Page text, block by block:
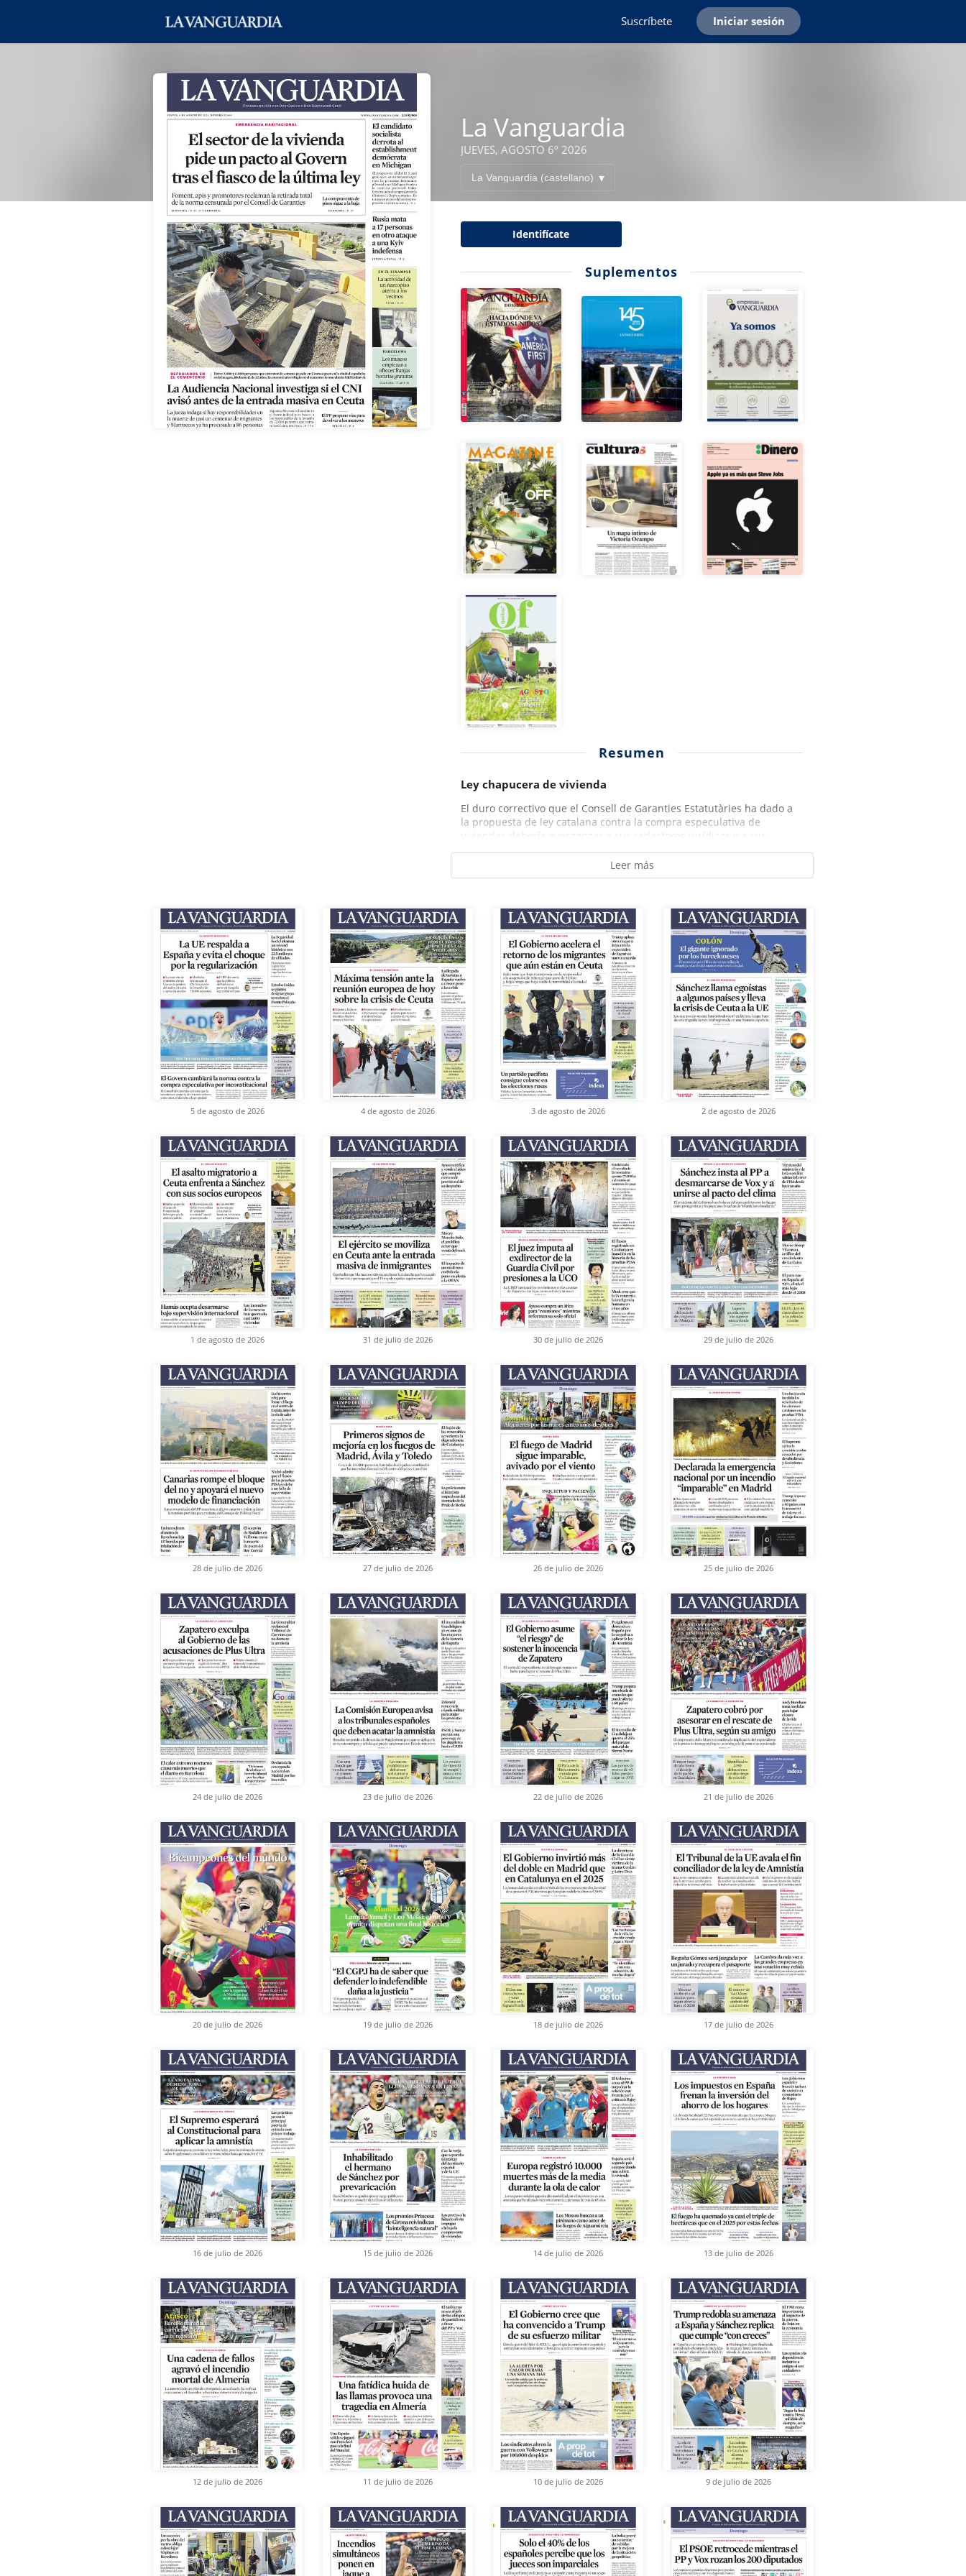
Suscríbete Iniciar sesión
La Vanguardia
JUEVES, AGOSTO 6º 2026
Identifícate
Suplementos
Resumen
Ley chapucera de vivienda
El duro correctivo que el Consell de Garanties Estatutàries ha dado a
la propuesta de ley catalana contra la compra especulativa de
viviendas debería avergonzar a sus redactores jurídicos y a sus...
Leer más
5 de agosto de 2026 4 de agosto de 2026 3 de agosto de 2026 2 de agosto de 2026
1 de agosto de 2026 31 de julio de 2026 30 de julio de 2026 29 de julio de 2026
28 de julio de 2026 27 de julio de 2026 26 de julio de 2026 25 de julio de 2026
24 de julio de 2026 23 de julio de 2026 22 de julio de 2026 21 de julio de 2026
20 de julio de 2026 19 de julio de 2026 18 de julio de 2026 17 de julio de 2026
16 de julio de 2026 15 de julio de 2026 14 de julio de 2026 13 de julio de 2026
12 de julio de 2026 11 de julio de 2026 10 de julio de 2026 9 de julio de 2026